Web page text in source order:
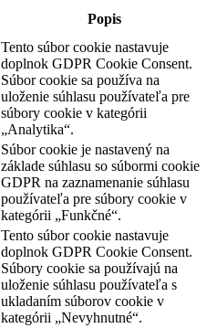
Popis
Tento súbor cookie nastavuje
doplnok GDPR Cookie Consent.
Súbor cookie sa používa na
uloženie súhlasu používateľa pre
súbory cookie v kategórii
„Analytika“.
Súbor cookie je nastavený na
základe súhlasu so súbormi cookie
GDPR na zaznamenanie súhlasu
používateľa pre súbory cookie v
kategórii „Funkčné“.
Tento súbor cookie nastavuje
doplnok GDPR Cookie Consent.
Súbory cookie sa používajú na
uloženie súhlasu používateľa s
ukladaním súborov cookie v
kategórii „Nevyhnutné“.